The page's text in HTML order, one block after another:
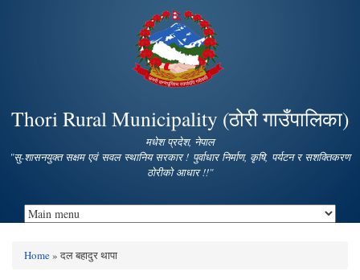
main
content
Thori Rural Municipality (ठोरी गाउँपालिका)
मधेश प्रदेश, नेपाल
"सु-शासनयुक्त सक्षम एवं सवल स्थानिय सरकार ! पुर्वाधार निर्माण, कृषि, पर्यटन र सशक्तिकरण
ठोरीको आधार !!"
You are here
Home» दल बहादुर थापा